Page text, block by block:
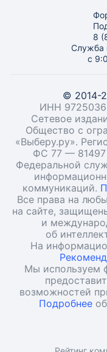
8
Служба
с
© 2014-
ИНН
Сетевое
Общество с
«Выберу.ру».
ФС 77 — 81497
Федеральной
коммуникаций.
Все права на
на сайте,
и
об
На
Мы используем
возможностей
Подробнее